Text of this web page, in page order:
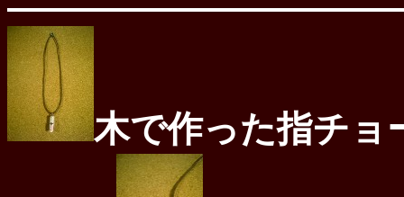
木で作った指チョ